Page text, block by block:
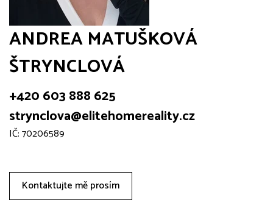
ANDREA MATUŠKOVÁ
ŠTRYNCLOVÁ
+420 603 888 625
strynclova@elitehomereality.cz
IČ: 70206589
Kontaktujte mě prosím